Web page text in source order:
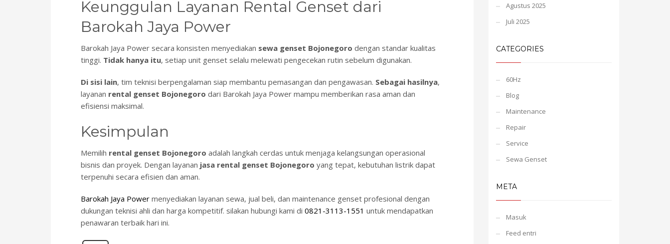
Keunggulan Layanan Rental Genset dari
Barokah Jaya Power
Barokah Jaya Power secara konsisten menyediakan sewa genset Bojonegoro dengan standar kualitas
tinggi. Tidak hanya itu, setiap unit genset selalu melewati pengecekan rutin sebelum digunakan.
Di sisi lain, tim teknisi berpengalaman siap membantu pemasangan dan pengawasan. Sebagai hasilnya,
layanan rental genset Bojonegoro dari Barokah Jaya Power mampu memberikan rasa aman dan
efisiensi maksimal.
Kesimpulan
Memilih rental genset Bojonegoro adalah langkah cerdas untuk menjaga kelangsungan operasional
bisnis dan proyek. Dengan layanan jasa rental genset Bojonegoro yang tepat, kebutuhan listrik dapat
terpenuhi secara efisien dan aman.
Barokah Jaya Power menyediakan layanan sewa, jual beli, dan maintenance genset profesional dengan
dukungan teknisi ahli dan harga kompetitif. silakan hubungi kami di 0821-3113-1551 untuk mendapatkan
penawaran terbaik hari ini.
Agustus 2025
Juli 2025
CATEGORIES
60Hz
Blog
Maintenance
Repair
Service
Sewa Genset
META
Masuk
Feed entri